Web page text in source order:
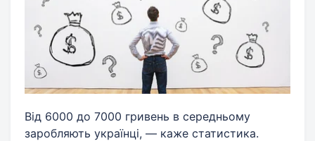
Від 6000 до 7000 гривень в середньому
заробляють українці, — каже статистика.